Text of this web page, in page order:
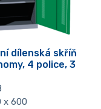
dílenská skříň
4 police, 3
x 600